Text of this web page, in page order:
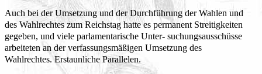
Auch bei der Umsetzung und der Durchführung der Wahlen und
des Wahlrechtes zum Reichstag hatte es permanent Streitigkeiten
gegeben, und viele parlamentarische Unter- suchungsausschüsse
arbeiteten an der verfassungsmäßigen Umsetzung des
Wahlrechtes. Erstaunliche Parallelen.